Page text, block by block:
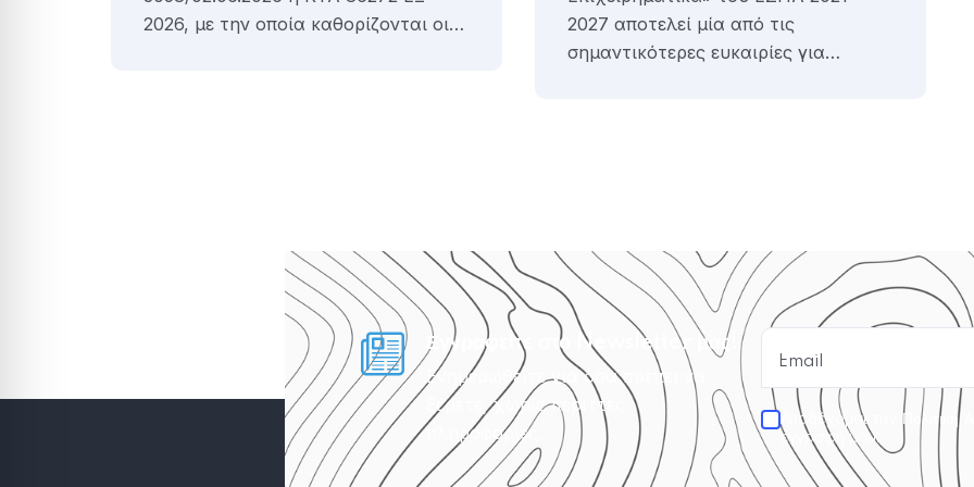
2026, με την οποία καθορίζονται οι…
2027 αποτελεί μία από τις
σημαντικότερες ευκαιρίες για…
Εγγραφείτε στο Newsletter μας!
Ενημερωθείτε για όσα πρέπει να
ξέρετε, χωρίς περιττές
πληροφορίες.
Αποδέχομαι την Πολιτική
εγγραφή μου.